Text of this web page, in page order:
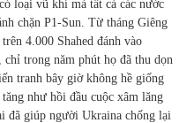
loại vũ khí mà tất cả các nước
chặn P1-Sun. Từ tháng Giêng
4.000 Shahed đánh vào
trong năm phút họ đã thu dọn
tranh bây giờ không hề giống
như hồi đầu cuộc xâm lăng
đã giúp người Ukraina chống lại